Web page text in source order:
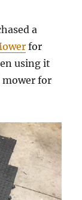
a
for
using it
mower for